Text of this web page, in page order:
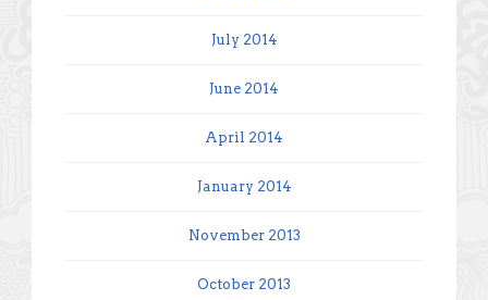
July 2014
June 2014
April 2014
January 2014
November 2013
October 2013